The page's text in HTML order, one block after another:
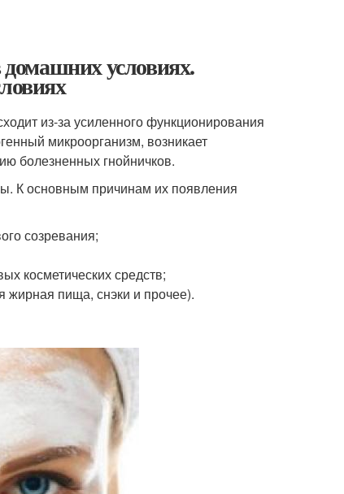
условиях.
из-за усиленного функционирования
микроорганизм, возникает
болезненных гнойничков.
К основным причинам их появления
созревания;
косметических средств;
жирная пища, снэки и прочее).